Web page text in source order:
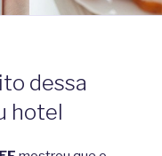
dessa
hotel